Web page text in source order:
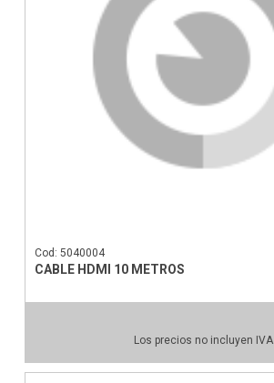
Cod: 5040004
CABLE HDMI 10 METROS
Los precios no incluyen IVA